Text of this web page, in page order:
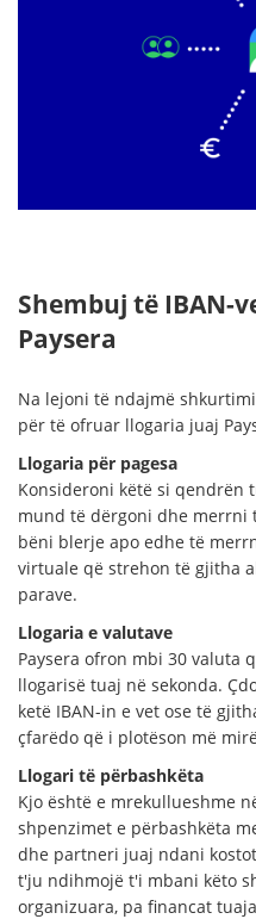
Shembuj të IBAN-
Paysera
Na lejoni të ndajmë
për të ofruar llogaria juaj
Llogaria për pagesa
Konsideroni këtë si qendrën
mund të dërgoni dhe merrni
bëni blerje apo edhe të
virtuale që strehon të gjitha
parave.
Llogaria e valutave
Paysera ofron mbi 30 valuta
llogarisë tuaj në sekonda.
ketë IBAN-in e vet ose të
çfarëdo që i plotëson më
Llogari të përbashkëta
Kjo është e mrekullueshme
shpenzimet e përbashkëta
dhe partneri juaj ndani
t'ju ndihmojë t'i mbani këto
organizuara, pa financat